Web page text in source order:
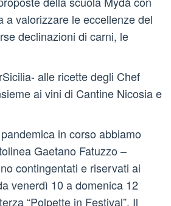
a valorizzare le eccellenze del
declinazioni di carni, le
alle ricette degli Chef
ai vini di Cantine Nicosia e
in corso abbiamo
Gaetano Fatuzzo –
contingentati e riservati ai
venerdì 10 a domenica 12
“Polpette in Festival”. Il